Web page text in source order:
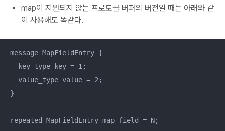
map이 지원되지 않는 프로토콜 버퍼의 버전일 때는 아래와 같
이 사용해도 똑같다.
message MapFieldEntry {
  key_type key = 1;
  value_type value = 2;
}
repeated MapFieldEntry map_field = N;